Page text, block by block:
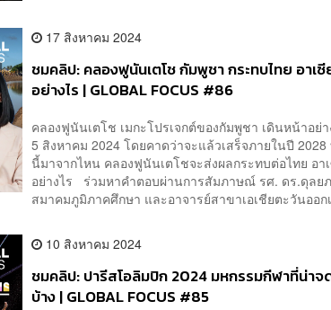
17 สิงหาคม 2024
ชมคลิป: คลองฟูนันเตโช กัมพูชา กระทบไทย อาเซี
อย่างไร | GLOBAL FOCUS #86
คลองฟูนันเตโช เมกะโปรเจกต์ของกัมพูชา เดินหน้าอย่
5 สิงหาคม 2024 โดยคาดว่าจะแล้วเสร็จภายในปี
นี้มาจากไหน คลองฟูนันเตโชจะส่งผลกระทบต่อไทย อ
อย่างไร ร่วมหาคำตอบผ่านการสัมภาษณ์ รศ. ดร.ดุลย
สมาคมภูมิภาคศึกษา และอาจารย์สาขาเอเชียตะวันออ
10 สิงหาคม 2024
ชมคลิป: ปารีสโอลิมปิก 2024 มหกรรมกีฬาที่น่าจ
บ้าง | GLOBAL FOCUS #85